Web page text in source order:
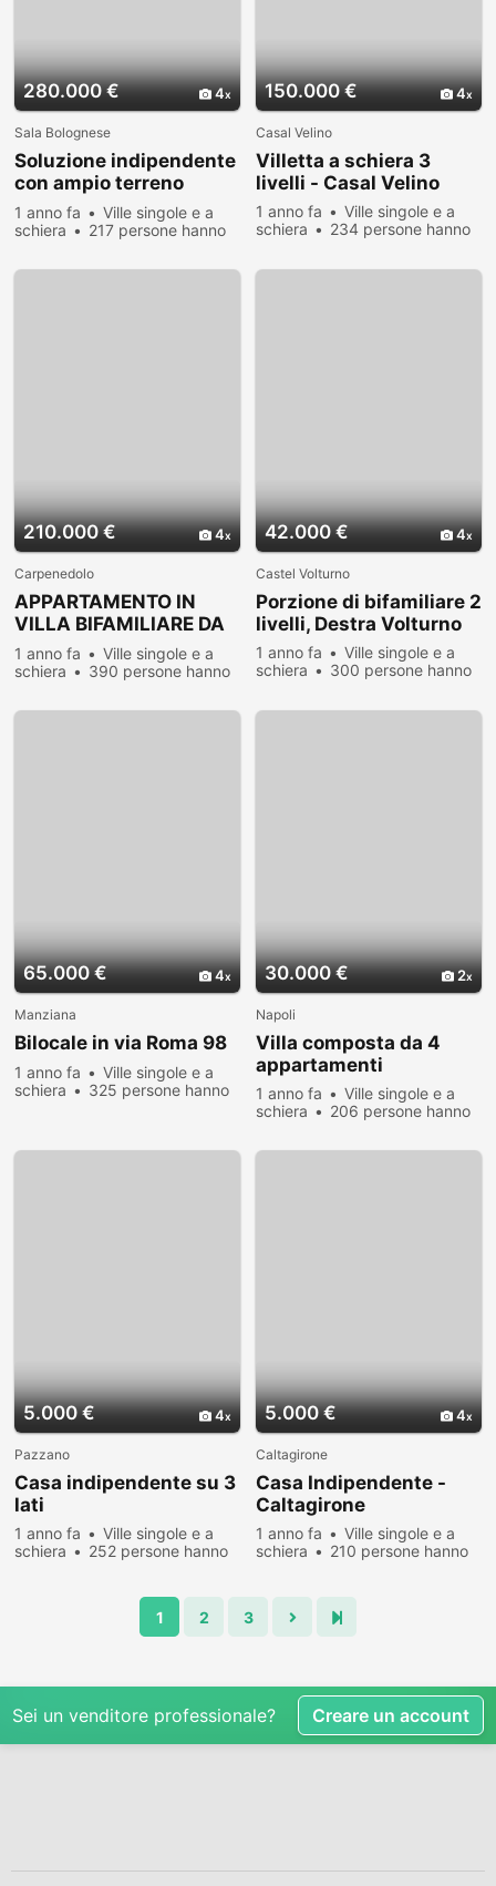
280.000 € 4
Sala Bolognese
Soluzione indipendente
con ampio terreno
privato
1 anno fa
Ville singole e a
schiera
217 persone hanno
150.000 € 4
Casal Velino
Villetta a schiera 3
livelli - Casal Velino
1 anno fa
Ville singole e a
schiera
234 persone hanno
210.000 € 4
Carpenedolo
APPARTAMENTO IN
VILLA BIFAMILIARE DA
PERSONALIZZAR
1 anno fa
Ville singole e a
schiera
390 persone hanno
42.000 € 4
Castel Volturno
Porzione di bifamiliare 2
livelli, Destra Volturno
1 anno fa
Ville singole e a
schiera
300 persone hanno
65.000 € 4
Manziana
Bilocale in via Roma 98
1 anno fa
Ville singole e a
schiera
325 persone hanno
30.000 € 2
Napoli
Villa composta da 4
appartamenti
1 anno fa
Ville singole e a
schiera
206 persone hanno
5.000 € 4
Pazzano
Casa indipendente su 3
lati
1 anno fa
Ville singole e a
schiera
252 persone hanno
5.000 € 4
Caltagirone
Casa Indipendente -
Caltagirone
1 anno fa
Ville singole e a
schiera
210 persone hanno
1 2 3
Sei un venditore professionale? Creare un account